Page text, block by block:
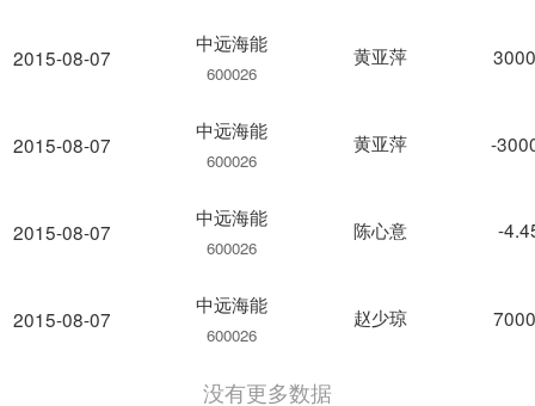
2015-08-07
2015-08-07
2015-08-07
2015-08-07
中远海能
600026
黄亚萍
中远海能
600026
黄亚萍 -
中远海能
600026
陈心意 -
中远海能
600026
赵少琼
没有更多数据